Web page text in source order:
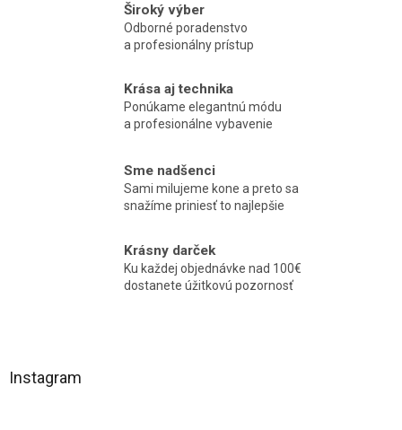
Široký výber
Odborné poradenstvo
a profesionálny prístup
Krása aj technika
Ponúkame elegantnú módu
a profesionálne vybavenie
Sme nadšenci
Sami milujeme kone a preto sa
snažíme priniesť to najlepšie
Krásny darček
Ku každej objednávke nad 100€
dostanete úžitkovú pozornosť
á
Instagram